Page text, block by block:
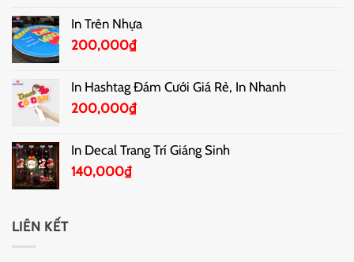
In Trên Nhựa
200,000₫
In Hashtag Đám Cưới Giá Rẻ, In Nhanh
200,000₫
In Decal Trang Trí Giáng Sinh
140,000₫
LIÊN KẾT